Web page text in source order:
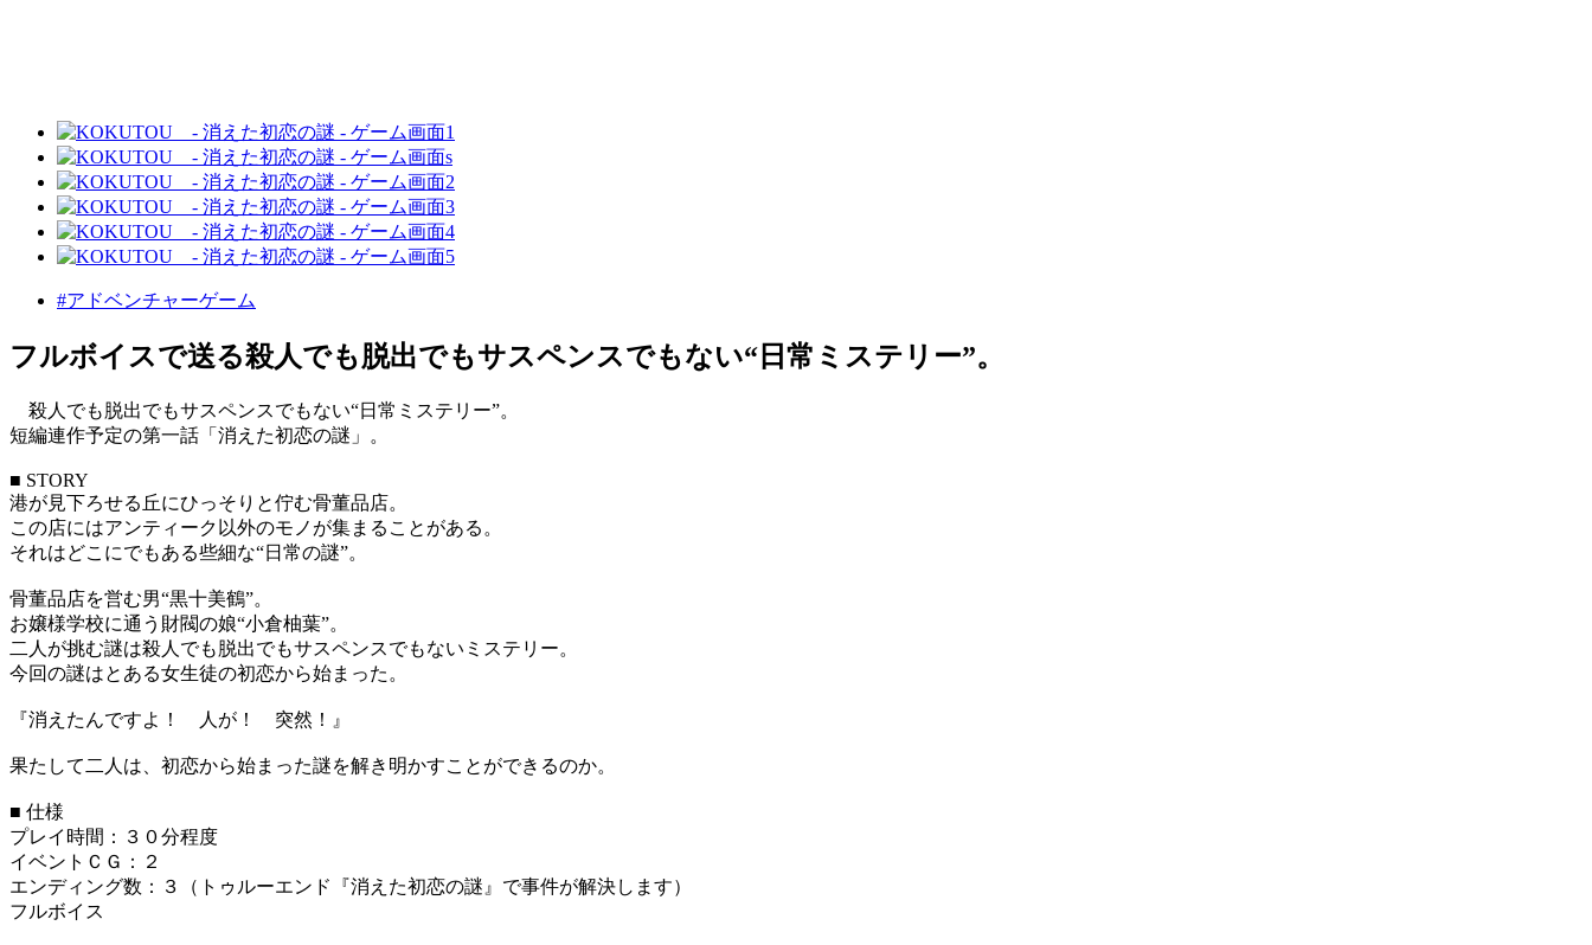
#アドベンチャーゲーム
フルボイスで送る殺人でも脱出でもサスペンスでもない“日常ミステリー”。
殺人でも脱出でもサスペンスでもない“日常ミステリー”。
短編連作予定の第一話「消えた初恋の謎」。
■ STORY
港が見下ろせる丘にひっそりと佇む骨董品店。
この店にはアンティーク以外のモノが集まることがある。
それはどこにでもある些細な“日常の謎”。
骨董品店を営む男“黒十美鶴”。
お嬢様学校に通う財閥の娘“小倉柚葉”。
二人が挑む謎は殺人でも脱出でもサスペンスでもないミステリー。
今回の謎はとある女生徒の初恋から始まった。
『消えたんですよ！ 人が！ 突然！』
果たして二人は、初恋から始まった謎を解き明かすことができるのか。
■ 仕様
プレイ時間：３０分程度
イベントＣＧ：２
エンディング数：３（トゥルーエンド『消えた初恋の謎』で事件が解決します）
フルボイス